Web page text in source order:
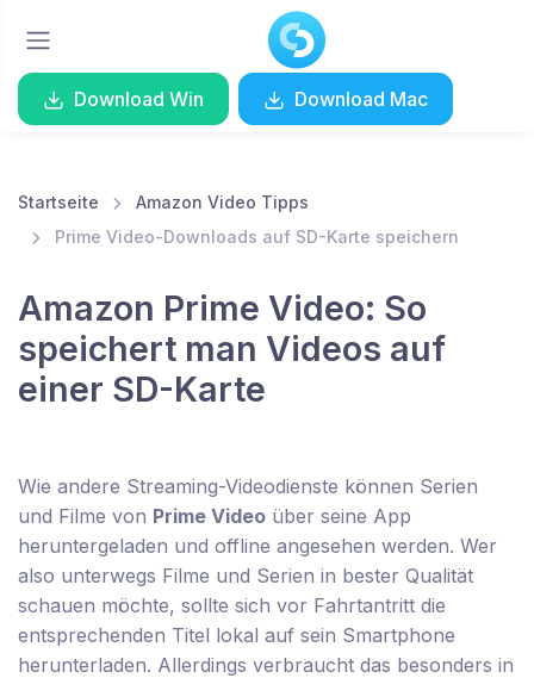
Download Win Download Mac
Startseite
Amazon Video Tipps
Prime Video-Downloads auf SD-Karte speichern
Amazon Prime Video: So
speichert man Videos auf
einer SD-Karte
Wie andere Streaming-Videodienste können Serien
und Filme von Prime Video über seine App
heruntergeladen und offline angesehen werden. Wer
also unterwegs Filme und Serien in bester Qualität
schauen möchte, sollte sich vor Fahrtantritt die
entsprechenden Titel lokal auf sein Smartphone
herunterladen. Allerdings verbraucht das besonders in